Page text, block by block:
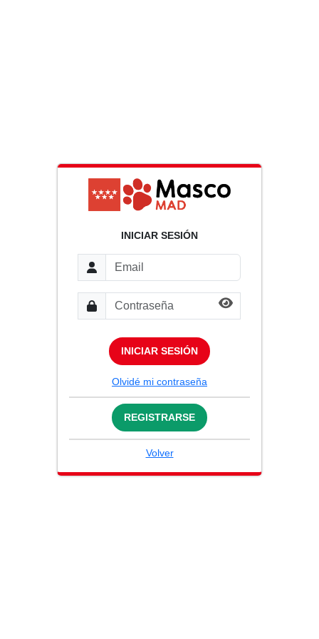
INICIAR SESIÓN
INICIAR SESIÓN
Olvidé mi contraseña
REGISTRARSE
Volver